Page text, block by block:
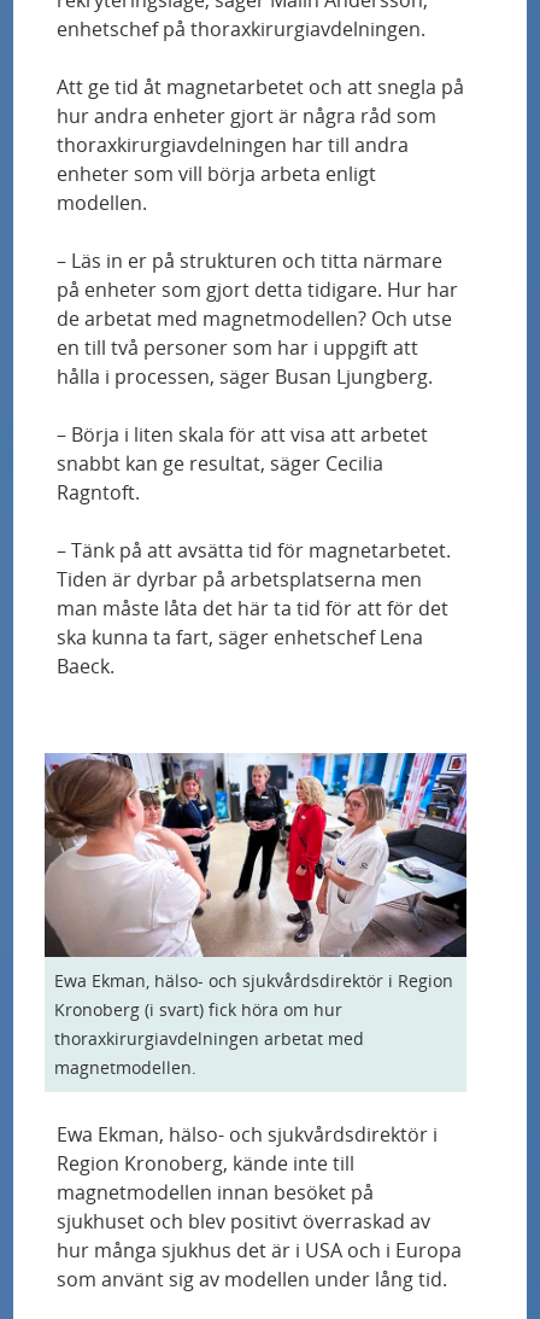
cellbehandling
Skånes universitetssjukhus får nationella
högspecialiserade uppdrag inom behandling
av cancer
Laserkirurgi i magnetkamera – ny hjälp för
Ny mottagning gör att fler patienter med
systemisk skleros kan utredas
behandling – europeiskt projekt samordnas
av Skånes universitetssjukhus
ögonsjukdom
Sveriges första automatiserade steriltekniska
enhet byggs på sjukhusområdet i Malmö
Parkinson – första patienten transplanterad
Ärftlig blindhet kan botas med ny behandling
Bättre epilepsidiagnostik - med immunsvaret
som ledtråd
Uppdrag att diagnosticera patienter med
smärtsam överrörlighet till Skånes
universitetssjukhus
transplantationsvård
Innovationspris till hjärtbox som möjliggör
fler och säkrare hjärttransplantationer
enhetschef på thoraxkirurgiavdelningen.
Att ge tid åt magnetarbetet och att snegla på
hur andra enheter gjort är några råd som
thoraxkirurgiavdelningen har till andra
enheter som vill börja arbeta enligt
modellen.
– Läs in er på strukturen och titta närmare
på enheter som gjort detta tidigare. Hur har
de arbetat med magnetmodellen? Och utse
en till två personer som har i uppgift att
hålla i processen, säger Busan Ljungberg.
– Börja i liten skala för att visa att arbetet
snabbt kan ge resultat, säger Cecilia
Ragntoft.
– Tänk på att avsätta tid för magnetarbetet.
Tiden är dyrbar på arbetsplatserna men
man måste låta det här ta tid för att för det
ska kunna ta fart, säger enhetschef Lena
Baeck.
Ewa Ekman, hälso- och sjukvårdsdirektör i Region
Kronoberg (i svart) fick höra om hur
thoraxkirurgiavdelningen arbetat med
magnetmodellen.
Ewa Ekman, hälso- och sjukvårdsdirektör i
Region Kronoberg, kände inte till
magnetmodellen innan besöket på
sjukhuset och blev positivt överraskad av
hur många sjukhus det är i USA och i Europa
som använt sig av modellen under lång tid.